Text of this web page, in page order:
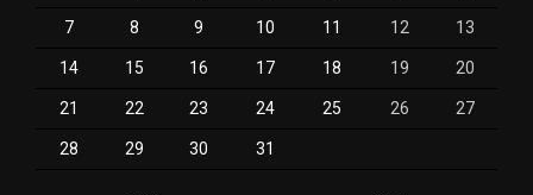
7 8 9 10 11 12 13
14 15 16 17 18 19 20
21 22 23 24 25 26 27
28 29 30 31